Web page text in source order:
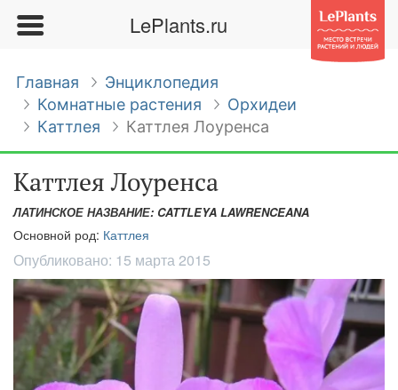
LePlants.ru
Главная
Энциклопедия
Комнатные растения
Орхидеи
Каттлея
Каттлея Лоуренса
Каттлея Лоуренса
ЛАТИНСКОЕ НАЗВАНИЕ: CATTLEYA LAWRENCEANA
Основной род: Каттлея
Опубликовано: 15 марта 2015